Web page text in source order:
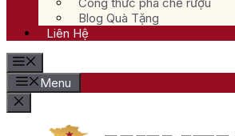
Blog Quà Tặng
Liên Hệ
Menu